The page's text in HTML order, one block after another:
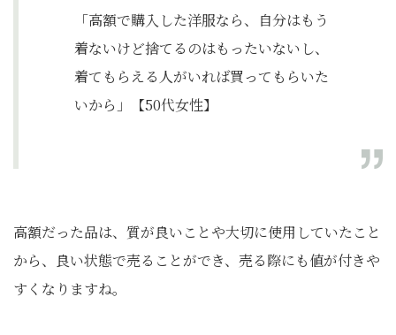
「高額で購入した洋服なら、自分はもう
着ないけど捨てるのはもったいないし、
着てもらえる人がいれば買ってもらいた
いから」【50代女性】
高額だった品は、質が良いことや大切に使用していたこと
から、良い状態で売ることができ、売る際にも値が付きや
すくなりますね。